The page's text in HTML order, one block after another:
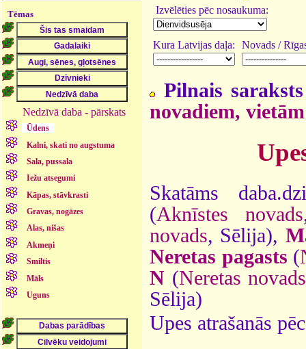
Tēmas
Nedzīvā daba - pārskats
Ūdens
Kalni, skati no augstuma
Sala, pussala
Iežu atsegumi
Kāpas, stāvkrasti
Gravas, nogāzes
Alas, nišas
Akmeņi
Smiltis
Māls
Uguns
Izvēlēties pēc nosaukuma:
Kura Latvijas daļa: Novads /
Pilnais
novadiem, vietām
Skatāms
(Aknīstes novads
novads, Sēlija),
Neretas pagasts (
N (Neretas novads
Sēlija)
Upes atrašanās